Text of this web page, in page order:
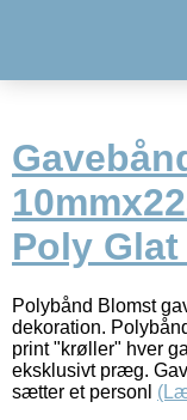
Poly
Polybånd Blomst
dekoration.
print "krøller" hver
eksklusivt præg.
sætter et personl